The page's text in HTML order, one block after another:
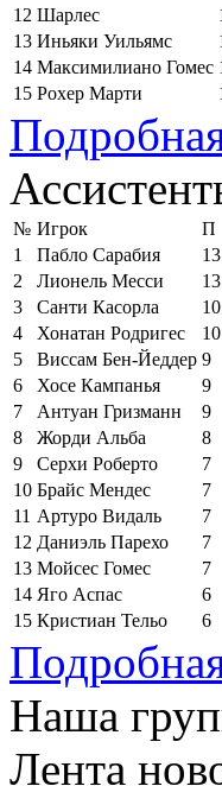
12 Шарлес
13 Иньяки Уильямс
14 Максимилиано Гомес
15 Рохер Марти
№ Игрок
П
1
Пабло Сарабия
13
2
Лионель Месси
13
3
Санти Касорла
10
4
Хонатан Родригес
10
5
Виссам Бен-Йеддер 9
6
Хосе Кампанья
9
7
Антуан Гризманн
9
8
Жорди Альба
8
9
Серхи Роберто
7
10 Брайс Мендес
7
11 Артуро Видаль
7
12 Даниэль Парехо
7
13 Мойсес Гомес
7
14 Яго Аспас
6
15 Кристиан Тельо 6
Наша
Лента